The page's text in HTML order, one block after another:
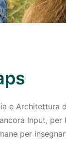
e Architettura
Input,
per